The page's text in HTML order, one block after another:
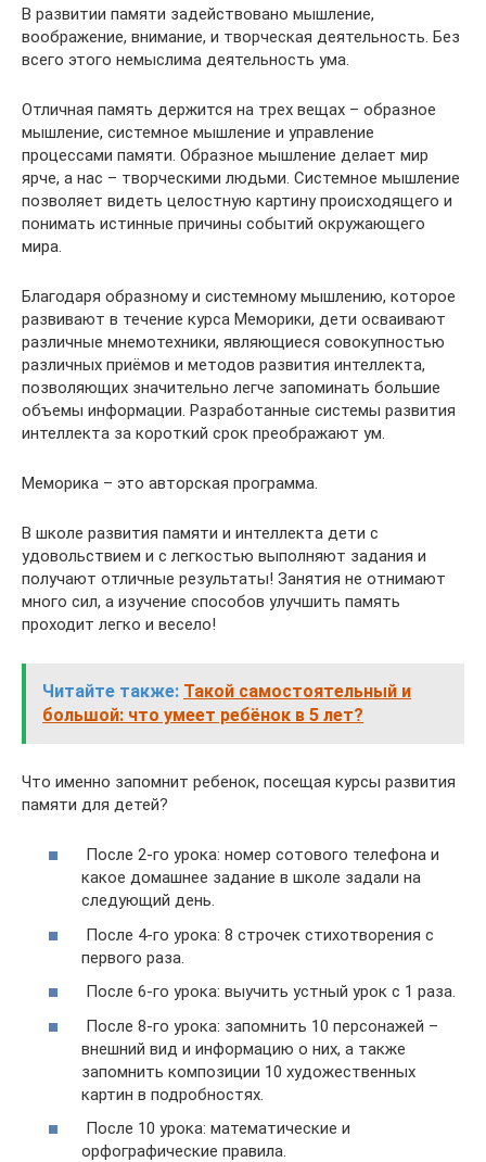
В развитии памяти задействовано мышление,
воображение, внимание, и творческая деятельность. Без
всего этого немыслима деятельность ума.
Отличная память держится на трех вещах – образное
мышление, системное мышление и управление
процессами памяти. Образное мышление делает мир
ярче, а нас – творческими людьми. Системное мышление
позволяет видеть целостную картину происходящего и
понимать истинные причины событий окружающего
мира.
Благодаря образному и системному мышлению, которое
развивают в течение курса Меморики, дети осваивают
различные мнемотехники, являющиеся совокупностью
различных приёмов и методов развития интеллекта,
позволяющих значительно легче запоминать большие
объемы информации. Разработанные системы развития
интеллекта за короткий срок преображают ум.
Меморика – это авторская программа.
В школе развития памяти и интеллекта дети с
удовольствием и с легкостью выполняют задания и
получают отличные результаты! Занятия не отнимают
много сил, а изучение способов улучшить память
проходит легко и весело!
Читайте также: Такой самостоятельный и
большой: что умеет ребёнок в 5 лет?
Что именно запомнит ребенок, посещая курсы развития
памяти для детей?
После 2-го урока: номер сотового телефона и
какое домашнее задание в школе задали на
следующий день.
После 4-го урока: 8 строчек стихотворения с
первого раза.
После 6-го урока: выучить устный урок с 1 раза.
После 8-го урока: запомнить 10 персонажей –
внешний вид и информацию о них, а также
запомнить композиции 10 художественных
картин в подробностях.
После 10 урока: математические и
орфографические правила.